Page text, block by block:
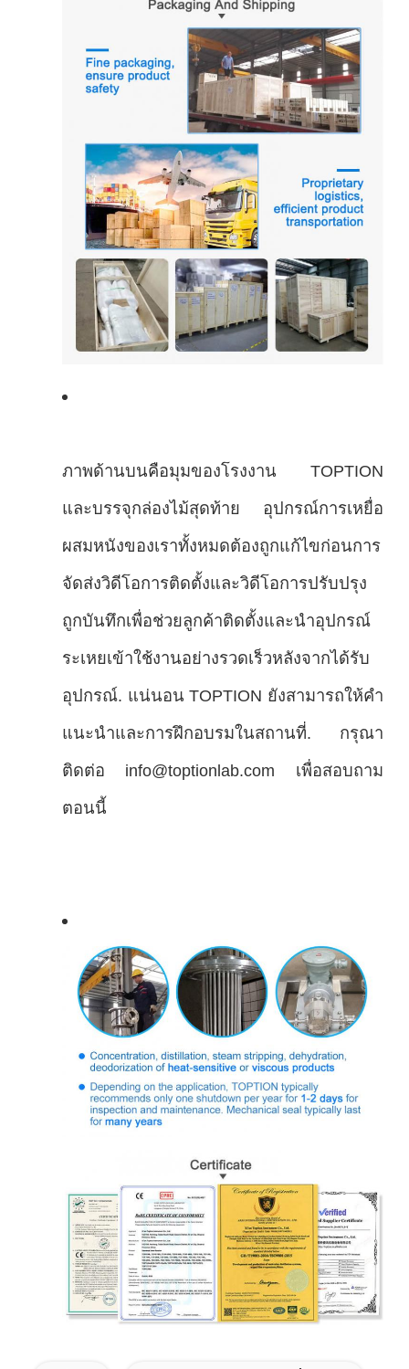
ภาพด้านบนคือมุมของโรงงาน TOPTION
และบรรจุกล่องไม้สุดท้าย อุปกรณ์การเหยื่อ
ผสมหนังของเราทั้งหมดต้องถูกแก้ไขก่อนการ
จัดส่งวิดีโอการติดตั้งและวิดีโอการปรับปรุง
ถูกบันทึกเพื่อช่วยลูกค้าติดตั้งและนําอุปกรณ์
ระเหยเข้าใช้งานอย่างรวดเร็วหลังจากได้รับ
อุปกรณ์. แน่นอน TOPTION ยังสามารถให้คํา
แนะนําและการฝึกอบรมในสถานที่. กรุณา
ติดต่อ info@toptionlab.com เพื่อสอบถาม
ตอนนี้